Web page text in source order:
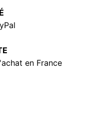
en France